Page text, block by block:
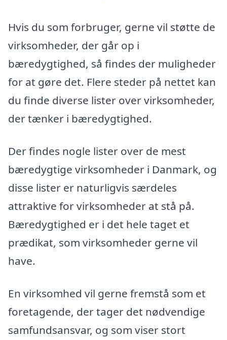
Hvis du som forbruger, gerne vil støtte de
virksomheder, der går op i
bæredygtighed, så findes der muligheder
for at gøre det. Flere steder på nettet kan
du finde diverse lister over virksomheder,
der tænker i bæredygtighed.
Der findes nogle lister over de mest
bæredygtige virksomheder i Danmark, og
disse lister er naturligvis særdeles
attraktive for virksomheder at stå på.
Bæredygtighed er i det hele taget et
prædikat, som virksomheder gerne vil
have.
En virksomhed vil gerne fremstå som et
foretagende, der tager det nødvendige
samfundsansvar, og som viser stort